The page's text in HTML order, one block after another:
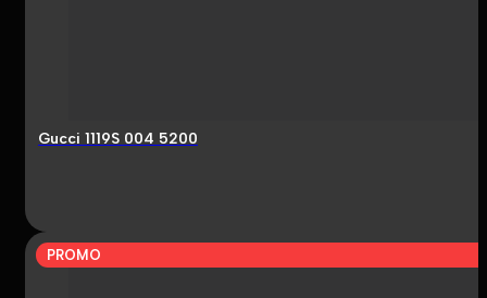
Gucci 1119S 004 5200
PROMO